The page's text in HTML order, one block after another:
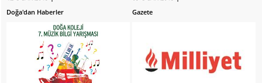
Doğa'dan Haberler
Gazete